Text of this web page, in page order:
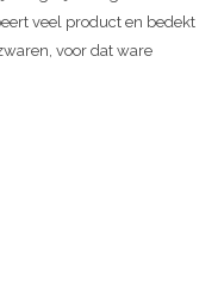
veel product en bedekt
voor dat ware